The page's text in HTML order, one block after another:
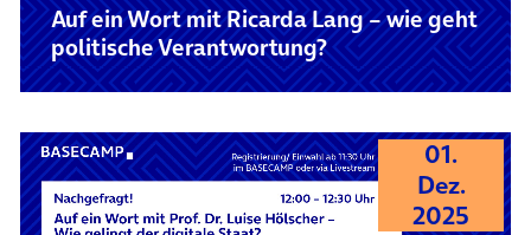
Auf ein Wort mit Ricarda Lang – wie geht
politische Verantwortung?
01.
Dez.
2025